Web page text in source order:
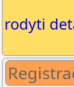
rodyti